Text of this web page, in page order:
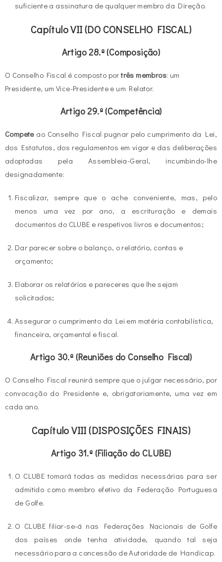
suficiente a assinatura de qualquer membro da Direção.
Capítulo VII (DO CONSELHO FISCAL)
Artigo 28.º (Composição)
O Conselho Fiscal é composto portrês membros: um
Presidente, um Vice-Presidente e um Relator.
Artigo 29.º (Competência)
Compete ao Conselho Fiscal pugnar pelo cumprimento da Lei,
dos Estatutos, dos regulamentos em vigor e das deliberações
adoptadas pela Assembleia-Geral, incumbindo-lhe
designadamente:
Fiscalizar, sempre que o ache conveniente, mas, pelo
menos uma vez por ano, a escrituração e demais
documentos do CLUBE e respetivos livros e documentos;
Dar parecer sobre o balanço, o relatório, contas e
orçamento;
Elaborar os relatórios e pareceres que lhe sejam
solicitados;
Assegurar o cumprimento da Lei em matéria contabilística,
financeira, orçamental e fiscal.
Artigo 30.º (Reuniões do Conselho Fiscal)
O Conselho Fiscal reunirá sempre que o julgar necessário, por
convocação do Presidente e, obrigatoriamente, uma vez em
cada ano.
Capítulo VIII (DISPOSIÇÕES FINAIS)
Artigo 31.º (Filiação do CLUBE)
O CLUBE tomará todas as medidas necessárias para ser
admitido como membro efetivo da Federação Portuguesa
de Golfe.
O CLUBE filiar-se-á nas Federações Nacionais de Golfe
dos países onde tenha atividade, quando tal seja
necessário para a concessão de Autoridade de Handicap.